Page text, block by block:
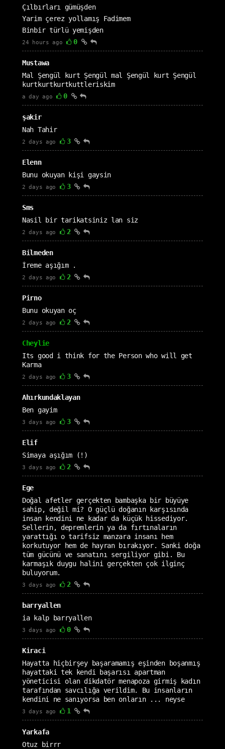
Çılbırları gümüşden
Yarim çerez yollamış Fadimem
Binbir türlü yemişden
24 hours ago 0
Mustawa
Mal Şengül kurt Şengül mal Şengül kurt Şengül
kurtkurtkurtkuttleriskim
a day ago 0
şakir
Nah Tahir
2 days ago 3
Elenn
Bunu okuyan kişi gaysin
2 days ago 3
Sms
Nasil bir tarikatsiniz lan siz
2 days ago 2
Bilmeden
İreme aşığım .
2 days ago 2
Pirno
Bunu okuyan oç
2 days ago 2
Cheylie
Its good i think for the Person who will get
Karma
2 days ago 3
Ahırkundaklayan
Ben gayim
3 days ago 3
Elif
Simaya aşığım (!)
3 days ago 2
Ege
Doğal afetler gerçekten bambaşka bir büyüye
sahip, değil mi? O güçlü doğanın karşısında
insan kendini ne kadar da küçük hissediyor.
Sellerin, depremlerin ya da fırtınaların
yarattığı o tarifsiz manzara insanı hem
korkutuyor hem de hayran bırakıyor. Sanki doğa
tüm gücünü ve sanatını sergiliyor gibi. Bu
karmaşık duygu halini gerçekten çok ilginç
buluyorum.
3 days ago 2
barryallen
ia kalp barryallen
3 days ago 0
Kiraci
Hayatta hiçbirşey başaramamış eşinden boşanmış
hayattaki tek kendi başarısı apartman
yöneticisi olan dikdatör menapoza girmiş kadın
tarafından savcılığa verildim. Bu insanların
kendini ne sanıyorsa ben onların ... neyse
3 days ago 1
Yarkafa
Otuz birrr